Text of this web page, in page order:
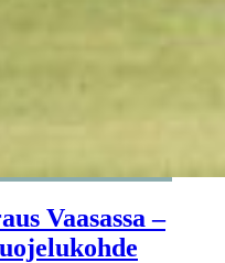
Vaasassa –